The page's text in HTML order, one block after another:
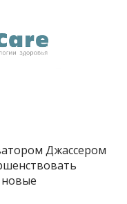
Джассером
новые